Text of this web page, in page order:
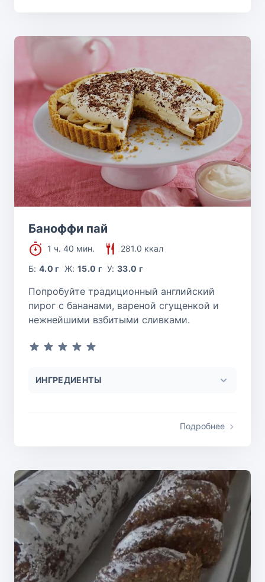
Баноффи пай
1 ч. 40 мин.
281.0 ккал
Б:4.0 г Ж: 15.0 г У:33.0 г
Попробуйте традиционный английский
пирог с бананами, вареной сгущенкой и
нежнейшими взбитыми сливками.
ИНГРЕДИЕНТЫ
Подробнее